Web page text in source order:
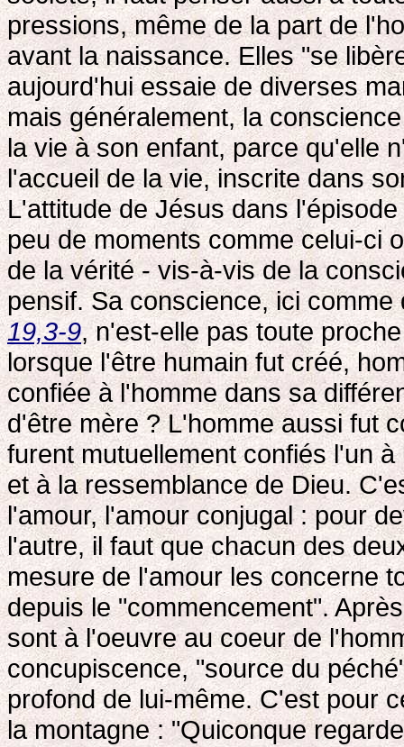
pressions, même de la part de
avant la naissance. Elles "se
aujourd'hui essaie de diverses
mais généralement, la
la vie à son enfant, parce qu'elle
l'accueil de la vie, inscrite dans
L'attitude de Jésus dans
peu de moments comme celui-ci
de la vérité - vis-à-vis de la
pensif. Sa conscience, ici
19,3-9, n'est-elle pas toute
lorsque l'être humain fut créé,
confiée à l'homme dans sa
d'être mère ? L'homme aussi fut
furent mutuellement confiés l'un
et à la ressemblance de Dieu.
l'amour, l'amour conjugal : pour
l'autre, il faut que chacun des
mesure de l'amour les concerne
depuis le "commencement".
sont à l'oeuvre au coeur de
concupiscence, "source du
profond de lui-même. C'est pour
la montagne : "Quiconque